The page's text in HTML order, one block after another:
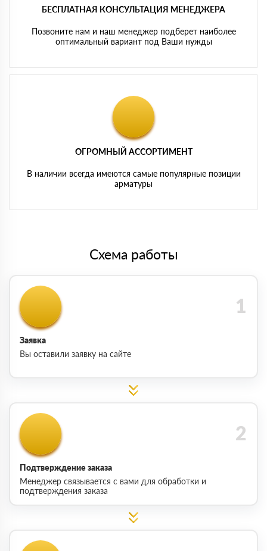
БЕСПЛАТНАЯ КОНСУЛЬТАЦИЯ МЕНЕДЖЕРА
Позвоните нам и наш менеджер подберет наиболее
оптимальный вариант под Ваши нужды
ОГРОМНЫЙ АССОРТИМЕНТ
В наличии всегда имеются самые популярные позиции
арматуры
Схема работы
Заявка
Вы оставили заявку на сайте
Подтверждение заказа
Менеджер связывается с вами для обработки и
подтверждения заказа